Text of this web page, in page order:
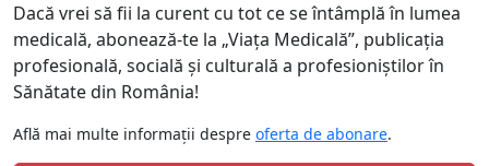
Dacă vrei să fii la curent cu tot ce se întâmplă în lumea
medicală, abonează-te la „Viața Medicală”, publicația
profesională, socială și culturală a profesioniștilor în
Sănătate din România!
Află mai multe informații despre oferta de abonare.